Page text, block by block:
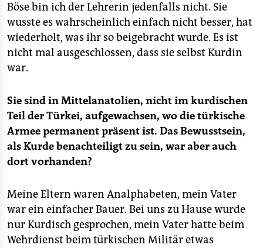
Böse bin ich der Lehrerin jedenfalls nicht. Sie
wusste es wahrscheinlich einfach nicht besser, hat
wiederholt, was ihr so beigebracht wurde. Es ist
nicht mal ausgeschlossen, dass sie selbst Kurdin
war.
Sie sind in Mittelanatolien, nicht im kurdischen
Teil der Türkei, aufgewachsen, wo die türkische
Armee permanent präsent ist. Das Bewusstsein,
als Kurde benachteiligt zu sein, war aber auch
dort vorhanden?
Meine Eltern waren Analphabeten, mein Vater
war ein einfacher Bauer. Bei uns zu Hause wurde
nur Kurdisch gesprochen, mein Vater hatte beim
Wehrdienst beim türkischen Militär etwas